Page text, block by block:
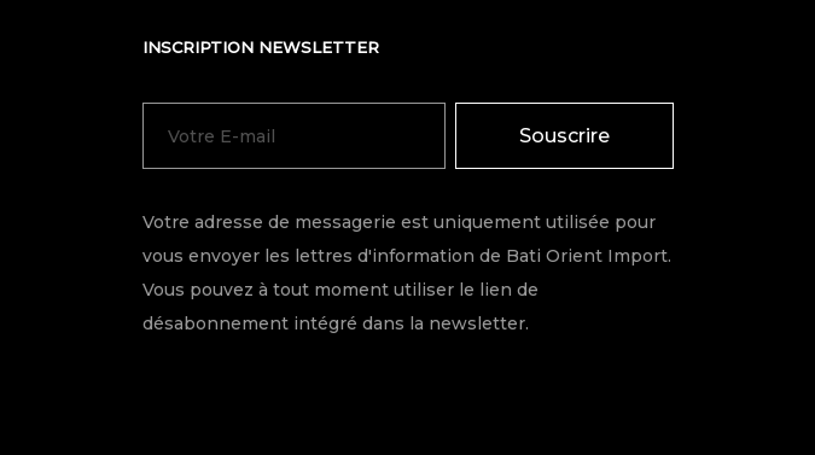
INSCRIPTION NEWSLETTER
Souscrire
Votre adresse de messagerie est uniquement utilisée pour
vous envoyer les lettres d'information de Bati Orient Import.
Vous pouvez à tout moment utiliser le lien de
désabonnement intégré dans la newsletter.